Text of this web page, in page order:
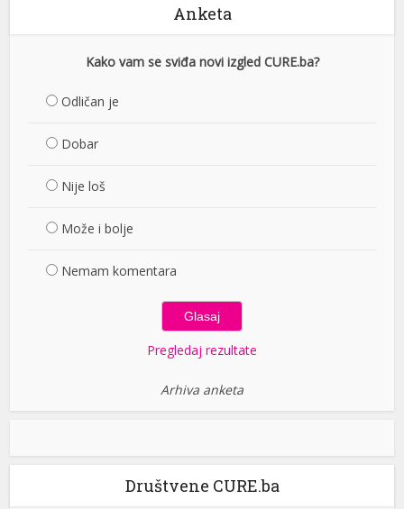
Anketa
Kako vam se sviđa novi izgled CURE.ba?
Odličan je
Dobar
Nije loš
Može i bolje
Nemam komentara
Pregledaj rezultate
Arhiva anketa
Društvene CURE.ba